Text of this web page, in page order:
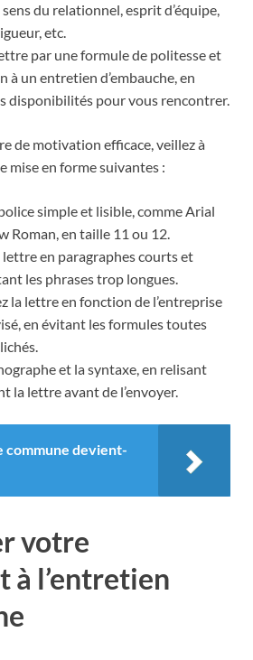
sens du relationnel, esprit d’équipe,
etc.
par une formule de politesse et
à un entretien d’embauche, en
disponibilités pour vous rencontrer.
de motivation efficace, veillez à
mise en forme suivantes :
simple et lisible, comme Arial
Roman, en taille 11 ou 12.
en paragraphes courts et
les phrases trop longues.
la lettre en fonction de l’entreprise
en évitant les formules toutes
et la syntaxe, en relisant
la lettre avant de l’envoyer.
commune devient-
votre
à l’entretien